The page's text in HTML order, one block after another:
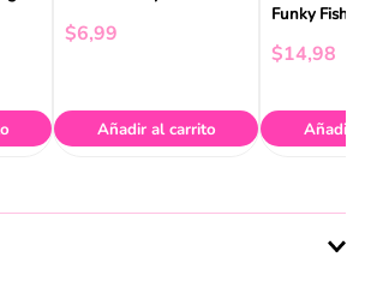
$6,99
Añadir al carrito
Funky Fish
$14,98
Añadir